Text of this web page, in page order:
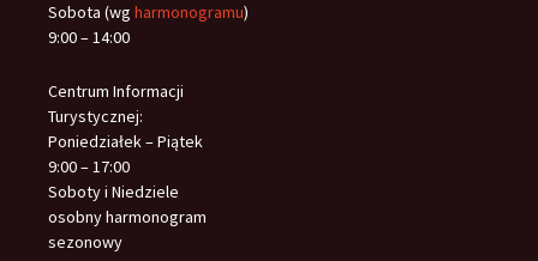
Sobota (wg harmonogramu)
9:00 – 14:00
Centrum Informacji
Turystycznej:
Poniedziałek – Piątek
9:00 – 17:00
Soboty i Niedziele
osobny harmonogram
sezonowy